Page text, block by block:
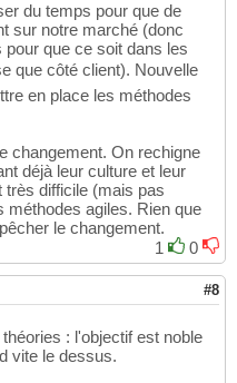
du temps pour que de
sur notre marché (donc
que ce soit dans les
que côté client). Nouvelle
en place les méthodes
changement. On rechigne
déjà leur culture et leur
très difficile (mais pas
méthodes agiles. Rien que
le changement.
1
0
#8
: l'objectif est noble
vite le dessus.